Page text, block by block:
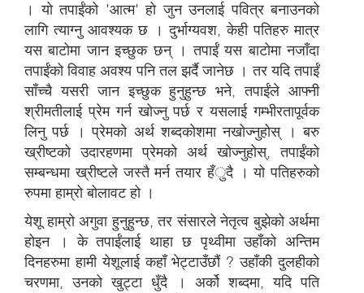
। यो तपाईंको 'आत्म' हो जुन उनलाई पवित्र बनाउनको
लागि त्याग्नु आवश्यक छ । दुर्भाग्यवश, केही पतिहरु मात्र
यस बाटोमा जान इच्छुक छन् । तपाईं यस बाटोमा नजाँदा
तपाईंको विवाह अवश्य पनि तल झर्दै जानेछ । तर यदि तपाईं
साँच्चै यसरी जान इच्छुक हुनुहुन्छ भने, तपाईंले आफ्नी
श्रीमतीलाई प्रेम गर्न खोज्नु पर्छ र यसलाई गम्भीरतापूर्वक
लिनु पर्छ । प्रेमको अर्थ शब्दकोशमा नखोज्नुहोस् । बरु
ख्रीष्टको उदारहणमा प्रेमको अर्थ खोज्नुहोस्, तपाईंको
सम्बन्धमा ख्रीष्टले जस्तै मर्न तयार हँुदै । यो पतिहरुको
रुपमा हाम्रो बोलावट हो ।
येशू हाम्रो अगुवा हुनुहुन्छ, तर संसारले नेतृत्व बुझेको अर्थमा
होइन । के तपाईंलाई थाहा छ पृथ्वीमा उहाँको अन्तिम
दिनहरुमा हामी येशूलाई कहाँ भेट्टाउँछौं ? उहाँकी दुलहीको
चरणमा, उनको खुट्टा धुँदै । अर्को शब्दमा, यदि पति